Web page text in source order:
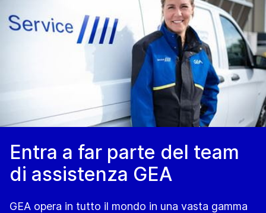
Entra a far parte del team
di assistenza GEA
GEA opera in tutto il mondo in una vasta gamma